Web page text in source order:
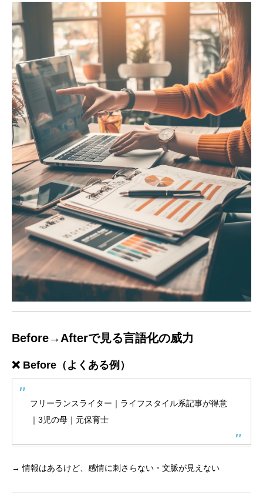
Before→Afterで見る言語化の威力
❌ Before（よくある例）
フリーランスライター｜ライフスタイル系記事が得意
｜3児の母｜元保育士
→ 情報はあるけど、感情に刺さらない・文脈が見えない